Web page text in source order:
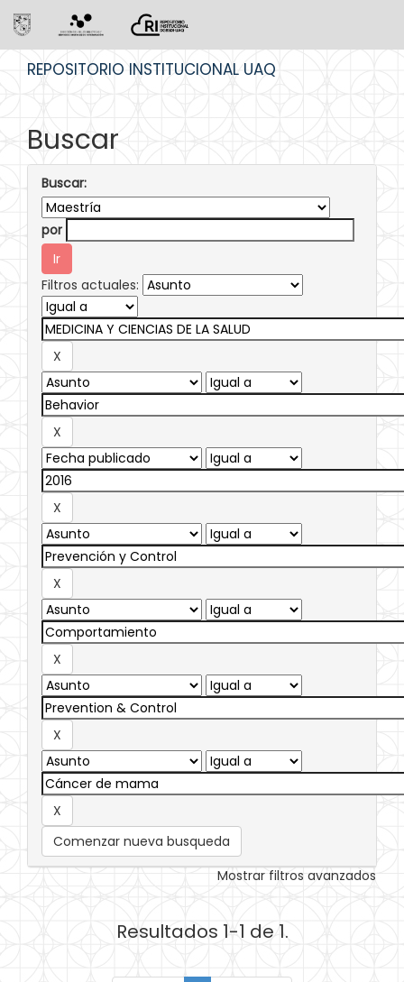
REPOSITORIO INSTITUCIONAL UAQ
Buscar
Buscar:
por
Filtros actuales:
Comenzar nueva busqueda
Mostrar filtros avanzados
Resultados 1-1 de 1.